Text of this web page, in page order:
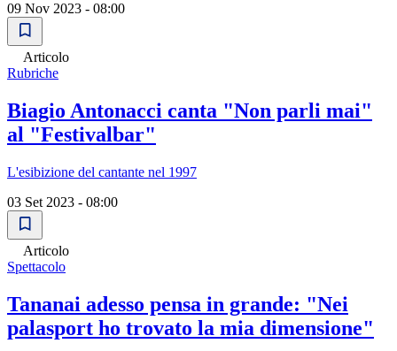
09 Nov 2023 - 08:00
Articolo
Rubriche
Biagio Antonacci canta "Non parli mai"
al "Festivalbar"
L'esibizione del cantante nel 1997
03 Set 2023 - 08:00
Articolo
Spettacolo
Tananai adesso pensa in grande: "Nei
palasport ho trovato la mia dimensione"